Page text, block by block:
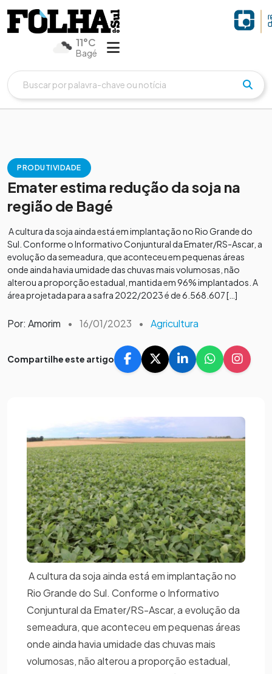
11°C
Bagé
PRODUTIVIDADE
Emater estima redução da soja na
região de Bagé
A cultura da soja ainda está em implantação no Rio Grande do
Sul. Conforme o Informativo Conjuntural da Emater/RS-Ascar, a
evolução da semeadura, que aconteceu em pequenas áreas
onde ainda havia umidade das chuvas mais volumosas, não
alterou a proporção estadual, mantida em 96% implantados. A
área projetada para a safra 2022/2023 é de 6.568.607 […]
Por: Amorim • 16/01/2023 • Agricultura
Compartilhe este artigo
A cultura da soja ainda está em implantação no
Rio Grande do Sul. Conforme o Informativo
Conjuntural da Emater/RS-Ascar, a evolução da
semeadura, que aconteceu em pequenas áreas
onde ainda havia umidade das chuvas mais
volumosas, não alterou a proporção estadual,